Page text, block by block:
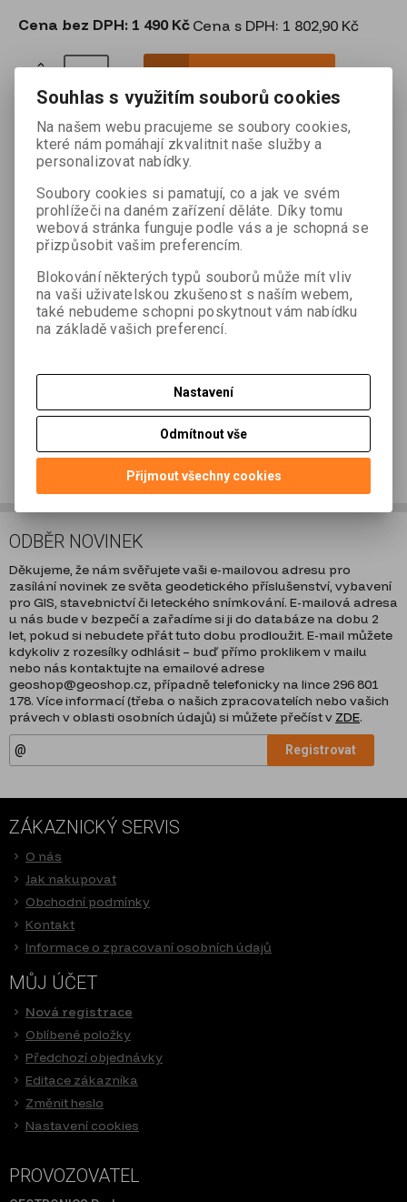
Cena bez DPH: 1 490 Kč Cena s DPH: 1 802,90 Kč


Přidat do oblíbených Tisk
Hmotnost:0,2 kg
Podrobný popis
Specifikace:
- Výška: 6 cm
Dotaz na výrobek
Doporučit výrobek
ODBĚR NOVINEK
Děkujeme, že nám svěřujete vaši e-mailovou adresu pro
zasílání novinek ze světa geodetického příslušenství, vybavení
pro GIS, stavebnictví či leteckého snímkování. E-mailová adresa
u nás bude v bezpečí a zařadíme si ji do databáze na dobu 2
let, pokud si nebudete přát tuto dobu prodloužit. E-mail můžete
kdykoliv z rozesílky odhlásit – buď přímo proklikem v mailu
nebo nás kontaktujte na emailové adrese
geoshop@geoshop.cz, případně telefonicky na lince 296 801
178. Více informací (třeba o našich zpracovatelích nebo vašich
právech v oblasti osobních údajů) si můžete přečíst v ZDE.
Registrovat
ZÁKAZNICKÝ SERVIS
O nás
Jak nakupovat
Obchodní podmínky
Kontakt
Informace o zpracovaní osobních údajů
MŮJ ÚČET
Nová registrace
Oblíbené položky
Předchozí objednávky
Editace zákazníka
Změnit heslo
Nastavení cookies
PROVOZOVATEL
Souhlas s využitím souborů cookies
Na našem webu pracujeme se soubory cookies,
které nám pomáhají zkvalitnit naše služby a
personalizovat nabídky.
Soubory cookies si pamatují, co a jak ve svém
prohlížeči na daném zařízení děláte. Díky tomu
webová stránka funguje podle vás a je schopná se
přizpůsobit vašim preferencím.
Blokování některých typů souborů může mít vliv
na vaši uživatelskou zkušenost s naším webem,
také nebudeme schopni poskytnout vám nabídku
na základě vašich preferencí.
Nastavení
Odmítnout vše
Přijmout všechny cookies